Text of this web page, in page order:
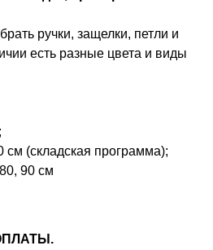
ручки, защелки, петли и
есть разные цвета и виды
см (складская программа);
90 см